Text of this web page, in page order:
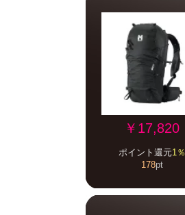
￥17,820
ポイント還元1％
178pt